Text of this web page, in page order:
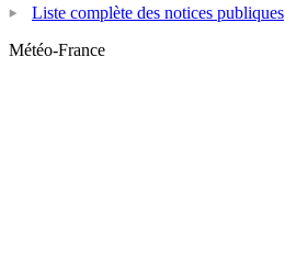
Liste complète des notices publiques
Météo-France